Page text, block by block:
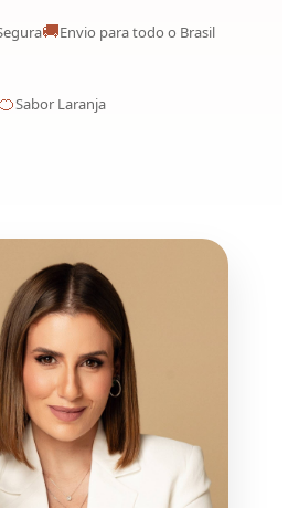
🚚Envio para todo o Brasil
🍊Sabor Laranja